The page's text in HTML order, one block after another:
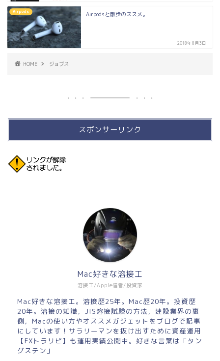
Airpods Airpodsと散歩のススメ。
2018年8月3日
HOME ジョブス
スポンサーリンク
溶接工/Apple信者/投資家
Mac好きな溶接工
Mac好きな溶接工。溶接歴25年。Mac歴20年。投資歴
20年。溶接の知識，JIS溶接試験の方法，建設業界の裏
側，Macの使い方やオススメガジェットをブログで記事
にしています！サラリーマンを抜け出すために資産運用
【FXトラリピ】も運用実績公開中。好きな言葉は「タン
グステン」